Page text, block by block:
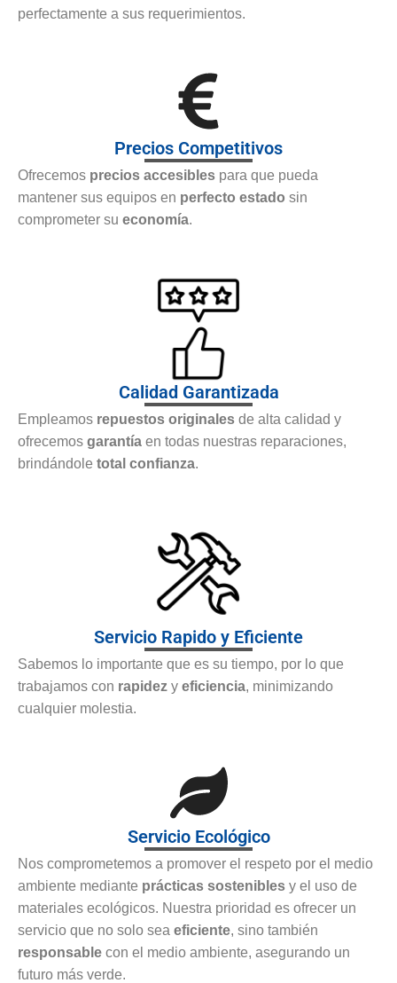
perfectamente a sus requerimientos.
Precios Competitivos
Ofrecemos precios accesibles para que pueda
mantener sus equipos en perfecto estado sin
comprometer su economía.
Calidad Garantizada
Empleamos repuestos originales de alta calidad y
ofrecemos garantía en todas nuestras reparaciones,
brindándole total confianza.
Servicio Rapido y Eficiente
Sabemos lo importante que es su tiempo, por lo que
trabajamos con rapidez y eficiencia, minimizando
cualquier molestia.
Servicio Ecológico
Nos comprometemos a promover el respeto por el medio
ambiente mediante prácticas sostenibles y el uso de
materiales ecológicos. Nuestra prioridad es ofrecer un
servicio que no solo sea eficiente, sino también
responsable con el medio ambiente, asegurando un
futuro más verde.